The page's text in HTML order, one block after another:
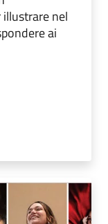
illustrare nel
ai